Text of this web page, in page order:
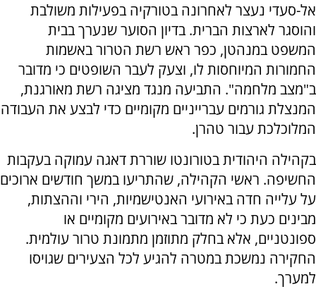
אל-סעדי נעצר לאחרונה בטורקיה בפעילות משולבת
והוסגר לארצות הברית. בדיון הסוער שנערך בבית
המשפט במנהטן, כפר ראש רשת הטרור באשמות
החמורות המיוחסות לו, וצעק לעבר השופטים כי מדובר
ב"מצב מלחמה". התביעה מנגד מציגה רשת מאורגנת,
המנצלת גורמים עברייניים מקומיים כדי לבצע את העבודה
המלוכלכת עבור טהרן.
בקהילה היהודית בטורונטו שוררת דאגה עמוקה בעקבות
החשיפה. ראשי הקהילה, שהתריעו במשך חודשים ארוכים
על עלייה חדה באירועי האנטישמיות, הירי וההצתות,
מבינים כעת כי לא מדובר באירועים מקומיים או
ספונטניים, אלא בחלק מתוזמן מתמונת טרור עולמית.
החקירה נמשכת במטרה להגיע לכל הצעירים שגויסו
למערך.